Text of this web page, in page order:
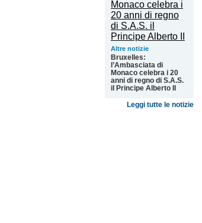
Altre notizie
Bruxelles:
l’Ambasciata di
Monaco celebra i 20
anni di regno di S.A.S.
il Principe Alberto II
Leggi tutte le notizie